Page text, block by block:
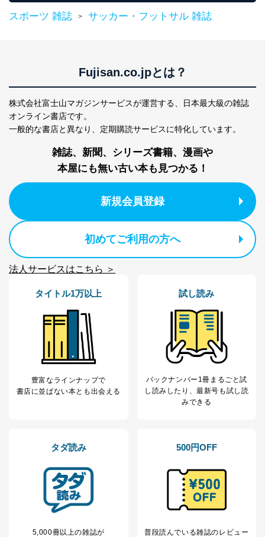
スポーツ 雑誌 > サッカー・フットサル 雑誌
Fujisan.co.jpとは？
株式会社富士山マガジンサービスが運営する、
日本最大級の雑誌
オンライン書店です。
一般的な書店と異なり、 定期購読サービスに特化しています。
雑誌、新聞、シリーズ書籍、漫画や
本屋にも無い古い本も見つかる！
新規会員登録
初めてご利用の方へ
法人サービスはこちら ＞
タイトル1万以上
豊富なラインナップで
書店に並ばない本とも出会える
試し読み
バックナンバー1冊まるごと試
し読み したり、最新号も試し読
みできる
タダ読み
5,000冊以上の雑誌が
500円OFF
普段読んでいる雑誌のレビュー